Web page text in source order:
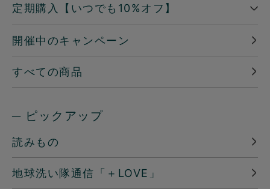
定期購入【いつでも10%オフ】
開催中のキャンペーン
すべての商品
─ ピックアップ
読みもの
地球洗い隊通信「＋LOVE」